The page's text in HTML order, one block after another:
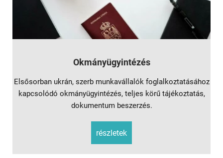
Okmányügyintézés
Elsősorban ukrán, szerb munkavállalók foglalkoztatásához
kapcsolódó okmányügyintézés, teljes körű tájékoztatás,
dokumentum beszerzés.
részletek